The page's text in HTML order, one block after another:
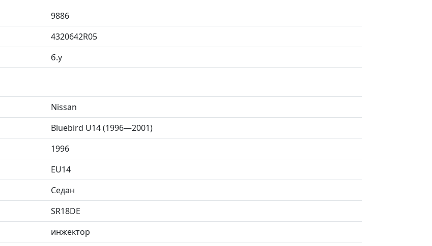
9886
4320642R05
б.у
Nissan
Bluebird U14 (1996—2001)
1996
EU14
Седан
SR18DE
инжектор